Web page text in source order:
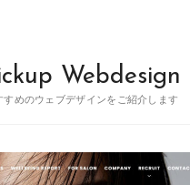
Webdesign
すめのウェブデザインをご紹介します